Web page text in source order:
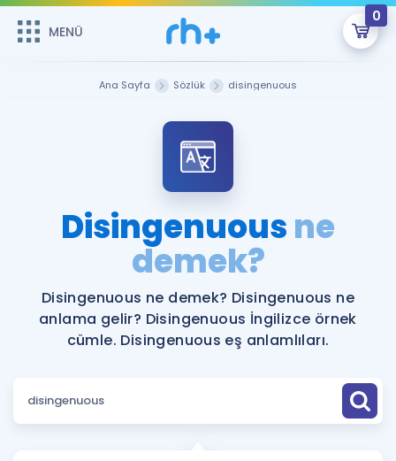
MENÜ
0
Şifremi Hatırlamıyorum
Sepetin Şu An Boş.
Remzi Hoca ile seni sınava hazırlayacak onlarca eğitim seni
bekliyor!
MENÜ
Katılımcı Görüşleri
Faydalı Araçlar
Ücretsiz Kaynaklar
Puan Hesaplama
İngilizce Gramer
Ana Sayfa Sözlük disingenuous
Disingenuousne
demek?
Disingenuous ne demek? Disingenuous ne
anlama gelir? Disingenuous İngilizce örnek
cümle. Disingenuous eş anlamlıları.